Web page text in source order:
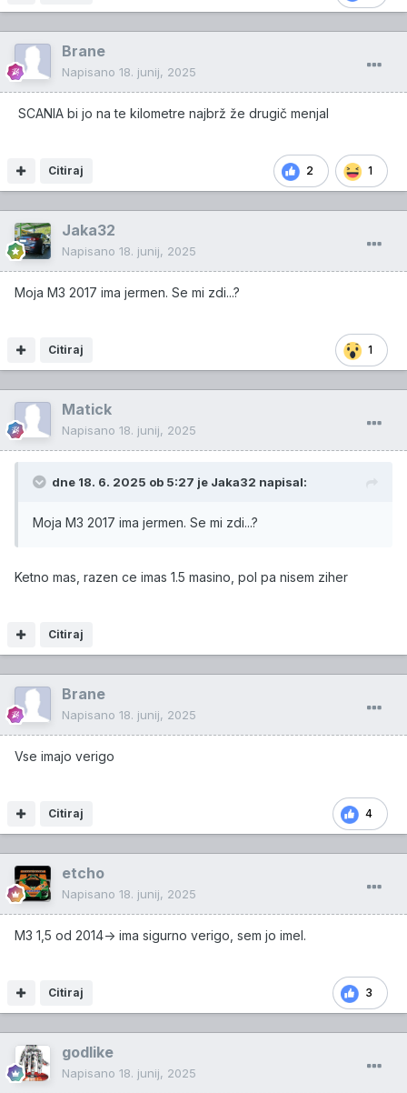
Brane
Napisano 18. junij, 2025
SCANIA bi jo na te kilometre najbrž že drugič menjal
2 1
Citiraj
Jaka32
Napisano 18. junij, 2025
Moja M3 2017 ima jermen. Se mi zdi...?
1
Citiraj
Matick
Napisano 18. junij, 2025
dne 18. 6. 2025 ob 5:27 je Jaka32 napisal:
Moja M3 2017 ima jermen. Se mi zdi...?
Ketno mas, razen ce imas 1.5 masino, pol pa nisem ziher
Citiraj
Brane
Napisano 18. junij, 2025
Vse imajo verigo
4
Citiraj
etcho
Napisano 18. junij, 2025
M3 1,5 od 2014-> ima sigurno verigo, sem jo imel.
3
Citiraj
godlike
Napisano 18. junij, 2025